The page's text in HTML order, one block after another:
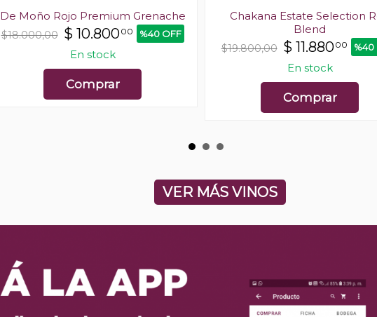
De Moño Rojo Premium Grenache
$18.000,00 $ 10.80000 %40 OFF
En stock
Comprar
Chakana Estate Selection
Blend
$19.800,00 $ 11.88000 %40
En stock
Comprar
VER MÁS VINOS